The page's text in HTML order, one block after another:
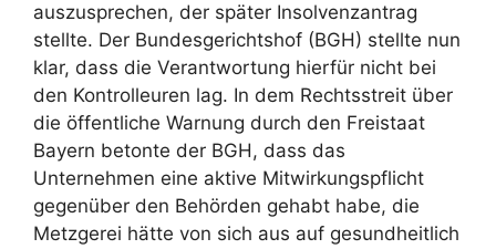
auszusprechen, der später Insolvenzantrag
stellte. Der Bundesgerichtshof (BGH) stellte nun
klar, dass die Verantwortung hierfür nicht bei
den Kontrolleuren lag. In dem Rechtsstreit über
die öffentliche Warnung durch den Freistaat
Bayern betonte der BGH, dass das
Unternehmen eine aktive Mitwirkungspflicht
gegenüber den Behörden gehabt habe, die
Metzgerei hätte von sich aus auf gesundheitlich